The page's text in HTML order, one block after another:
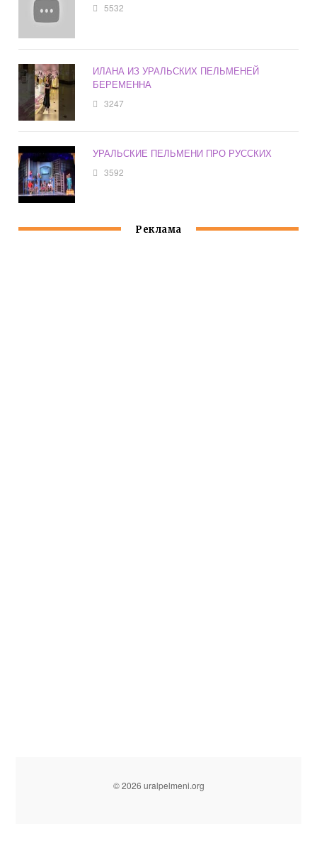
5532
ИЛАНА ИЗ УРАЛЬСКИХ ПЕЛЬМЕНЕЙ
БЕРЕМЕННА
3247
УРАЛЬСКИЕ ПЕЛЬМЕНИ ПРО РУССКИХ
3592
Реклама
© 2026 uralpelmeni.org